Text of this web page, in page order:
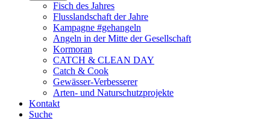
Fisch des Jahres
Flusslandschaft der Jahre
Kampagne #gehangeln
Angeln in der Mitte der Gesellschaft
Kormoran
CATCH & CLEAN DAY
Catch & Cook
Gewässer-Verbesserer
Arten- und Naturschutzprojekte
Kontakt
Suche